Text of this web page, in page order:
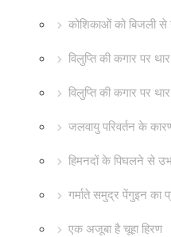
कोशिकाओं को बिजली से
विलुप्ति की कगार पर
विलुप्ति की कगार पर
जलवायु परिवर्तन के
हिमनदों के पिघलने से
गर्माते समुद्र पेंगुइन
एक अजूबा है चूहा हिरण